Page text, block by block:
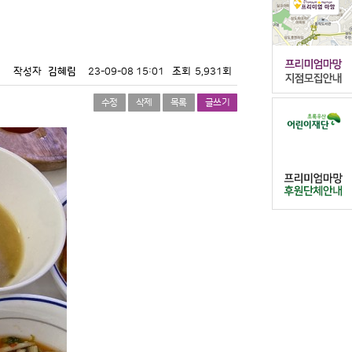
작성자 김혜림 23-09-08 15:01 조회 5,931회
수정 삭제 목록 글쓰기